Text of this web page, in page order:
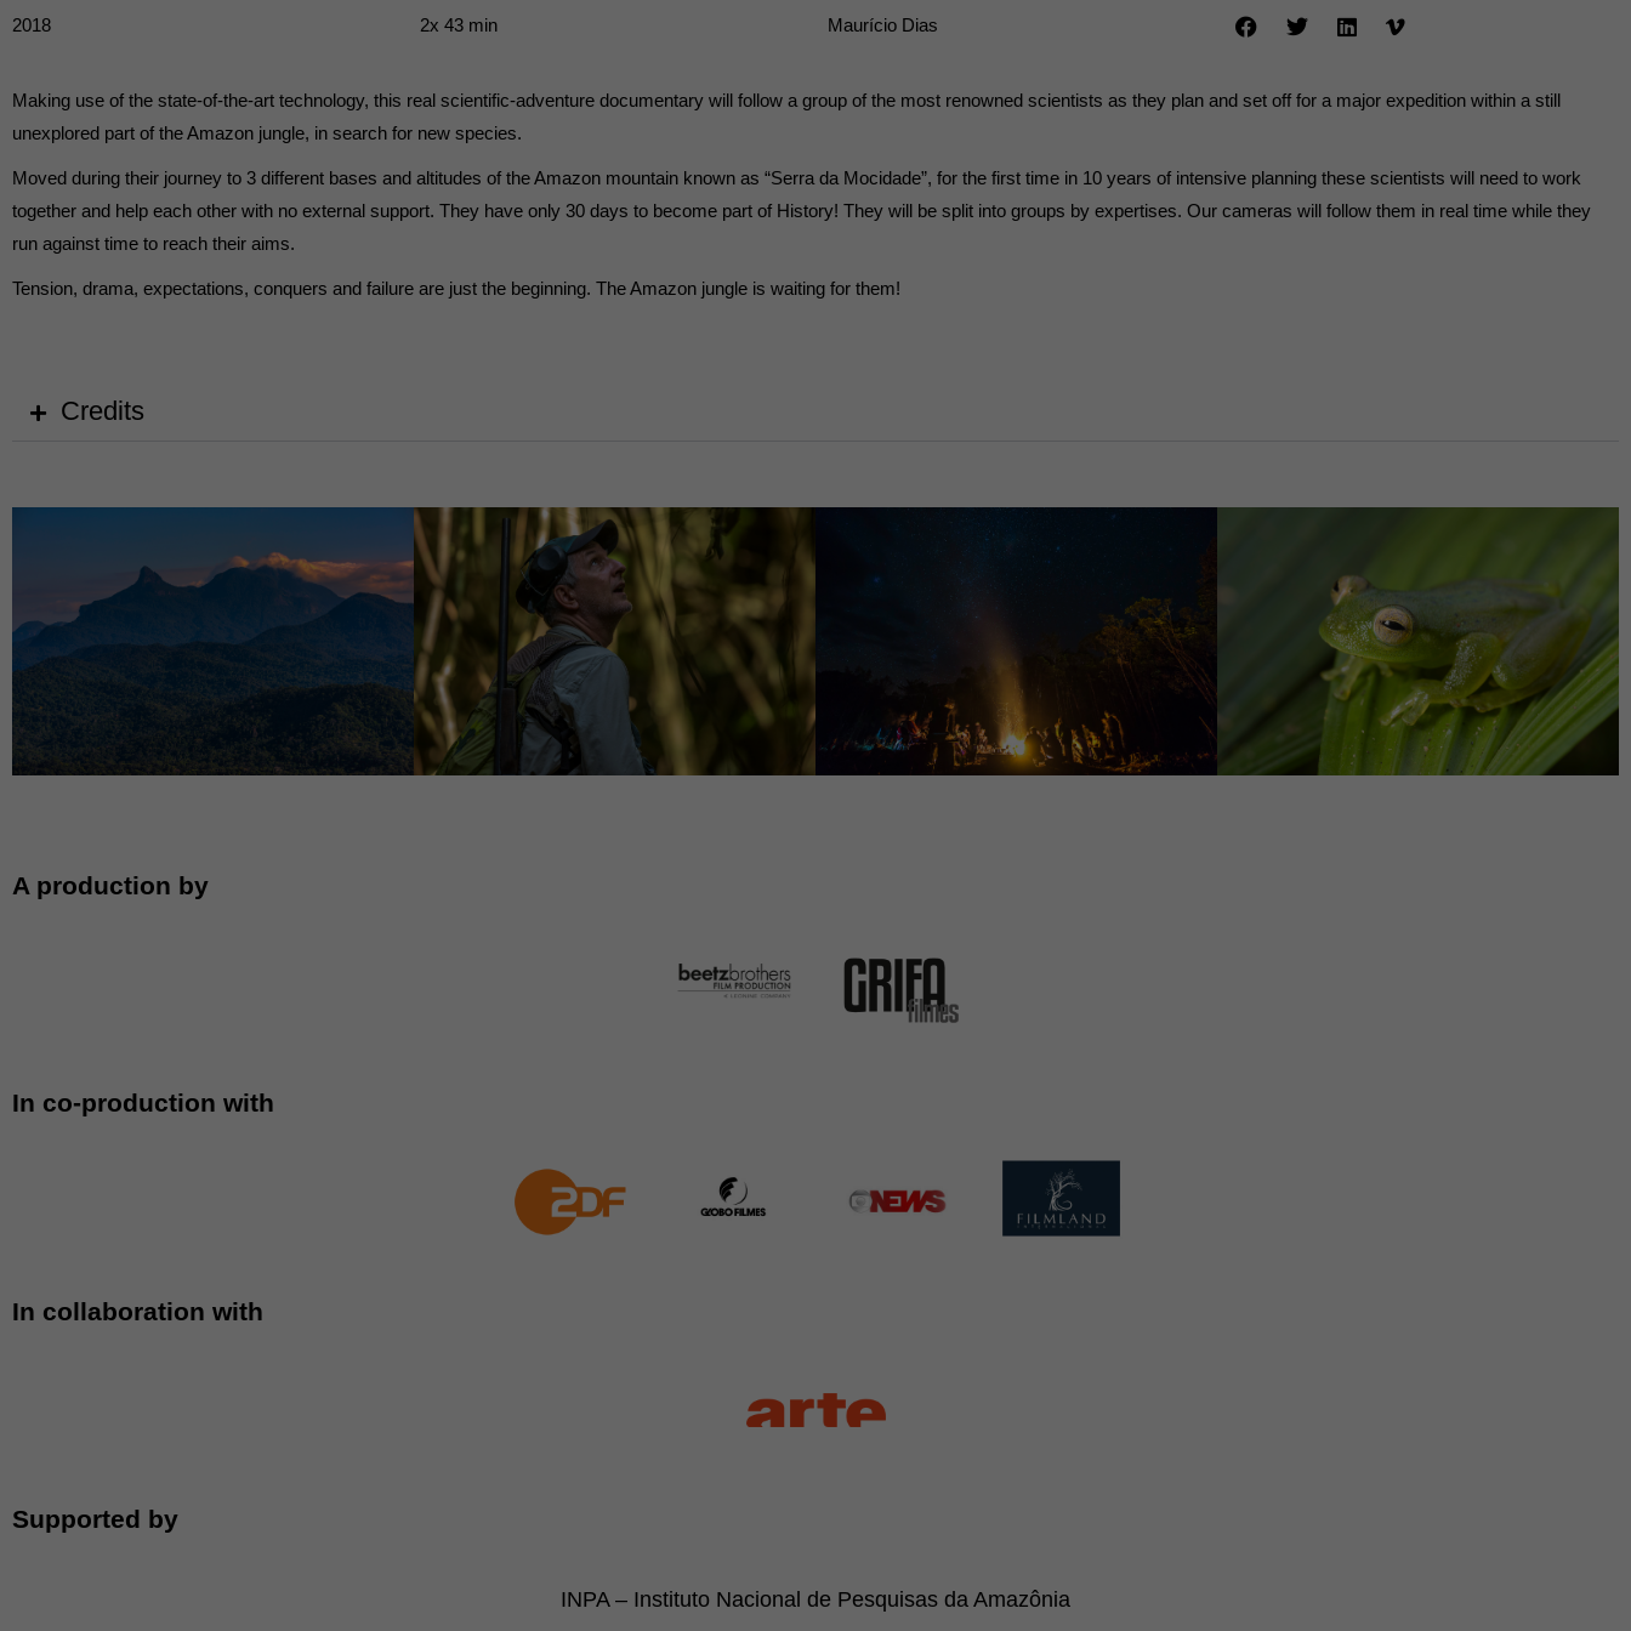
2018 2x 43 min Maurício Dias
Making use of the state-of-the-art technology, this real scientific-adventure documentary will follow a group of the most renowned scientists as they plan and set off for a major expedition within a still
unexplored part of the Amazon jungle, in search for new species.
Moved during their journey to 3 different bases and altitudes of the Amazon mountain known as “Serra da Mocidade”, for the first time in 10 years of intensive planning these scientists will need to work
together and help each other with no external support. They have only 30 days to become part of History! They will be split into groups by expertises. Our cameras will follow them in real time while they
run against time to reach their aims.
Tension, drama, expectations, conquers and failure are just the beginning. The Amazon jungle is waiting for them!
Credits
A production by
In co-production with
In collaboration with
Supported by
INPA – Instituto Nacional de Pesquisas da Amazônia
Externe Medien (7) Externe Medien
akzeptiert werden, bedarf der Zugriff auf diese Inhalte keiner manuellen Einwilligung mehr.
Datenschutzerklärung